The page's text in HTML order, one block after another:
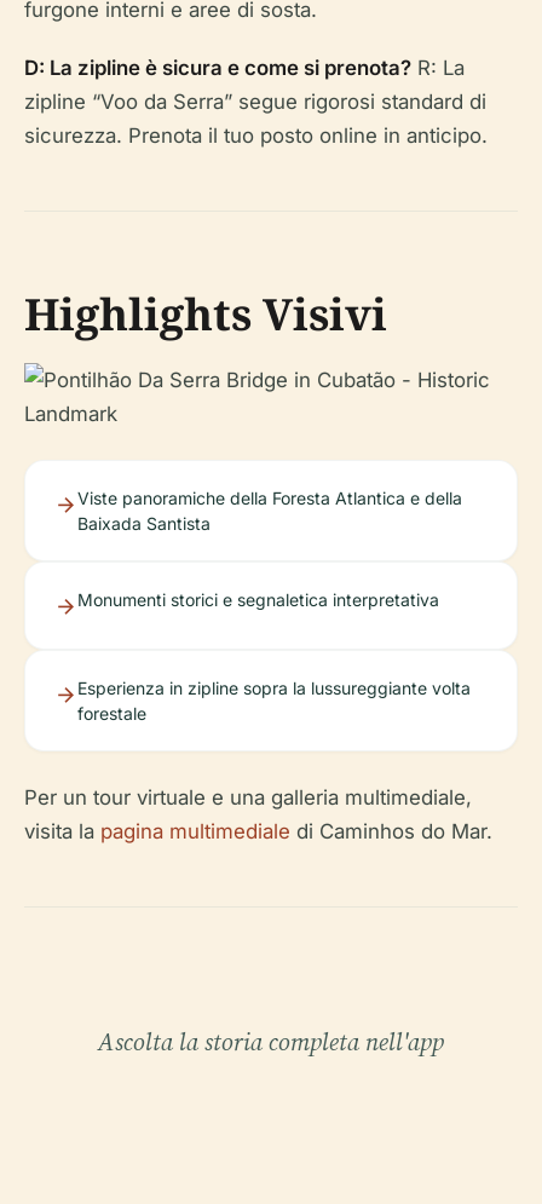
furgone interni e aree di sosta.
D: La zipline è sicura e come si prenota? R: La
zipline “Voo da Serra” segue rigorosi standard di
sicurezza. Prenota il tuo posto online in anticipo.
Highlights Visivi
Viste panoramiche della Foresta Atlantica e della
Baixada Santista
Monumenti storici e segnaletica interpretativa
Esperienza in zipline sopra la lussureggiante volta
forestale
Per un tour virtuale e una galleria multimediale,
visita la pagina multimediale di Caminhos do Mar.
Ascolta la storia completa nell'app